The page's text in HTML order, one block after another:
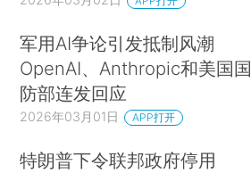
军用AI争论引发抵制风潮
OpenAI、Anthropic和美国国
防部连发回应
2026年03月01日 APP打开
特朗普下令联邦政府停用